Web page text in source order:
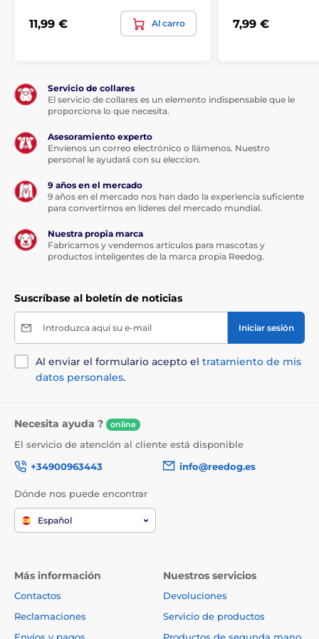
restos de humedad con un secador mientras se
cepilla el pelo.
Cocamidopropylbetaine, Chloromethylisothiazolinone,
Methylisothiazolinone, Acid Yellow 23, Parfum (Citral,
Citronellol, Linalool, Limonene)
Las especificaciones técnicas pueden cambiar sin
previo aviso. Las imágenes tienen únicamente
El producto aparece en las categorías
Menforsan Crianza
Champús para perros
11,99 € Al carro 7,99 €
Servicio de collares
El servicio de collares es un elemento indispensable que le
proporciona lo que necesita.
Asesoramiento experto
Envíenos un correo electrónico o llámenos. Nuestro
personal le ayudará con su eleccion.
9 años en el mercado
9 años en el mercado nos han dado la experiencia suficiente
para convertirnos en líderes del mercado mundial.
Nuestra propia marca
Fabricamos y vendemos artículos para mascotas y
productos inteligentes de la marca propia Reedog.
Suscríbase al boletín de noticias
Introduzca aquí su e-mail Iniciar sesión
Al enviar el formulario acepto el tratamiento de mis
datos personales.
Necesita ayuda ? online
El servicio de atención al cliente está disponible
+34900963443
info@reedog.es
Dónde nos puede encontrar
Español
Más información
Contactos
Reclamaciones
Nuestros servicios
Devoluciones
Servicio de productos